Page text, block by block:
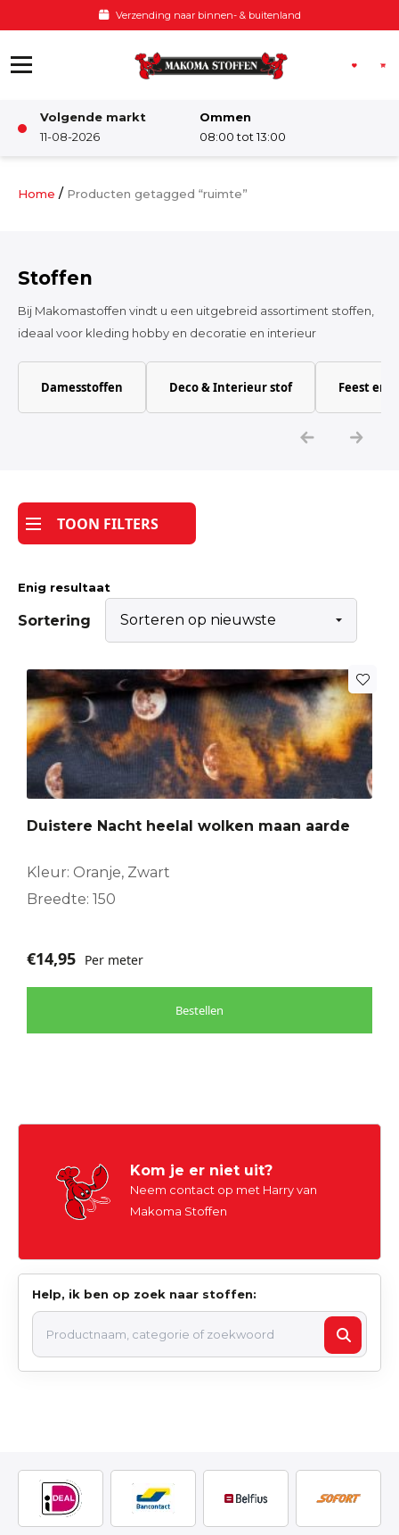
Verzending naar binnen- & buitenland
Volgende markt
11-08-2026
Ommen
08:00 tot 13:00
Damesstoffen
Katoen
Tijdpakker stof
Home / Producten getagged “ruimte”
Stoffen
Bij Makomastoffen vindt u een uitgebreid assortiment stoffen,
ideaal voor kleding hobby en decoratie en interieur
Damesstoffen Deco & Interieur stof Feest en
TOON FILTERS
Enig resultaat
Sortering
Duistere Nacht heelal wolken maan aarde
Kleur: Oranje, Zwart
Breedte: 150
€14,95 Per meter
Bestellen
Kom je er niet uit?
Neem contact op met Harry van
Makoma Stoffen
Help, ik ben op zoek naar stoffen: